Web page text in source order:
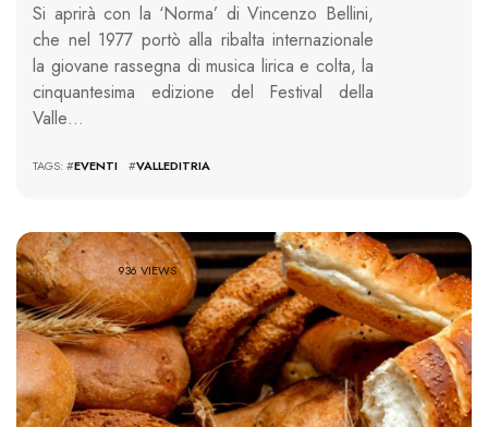
Si aprirà con la ‘Norma’ di Vincenzo Bellini,
che nel 1977 portò alla ribalta internazionale
la giovane rassegna di musica lirica e colta, la
cinquantesima edizione del Festival della
Valle…
TAGS: #EVENTI #VALLEDITRIA
936 VIEWS